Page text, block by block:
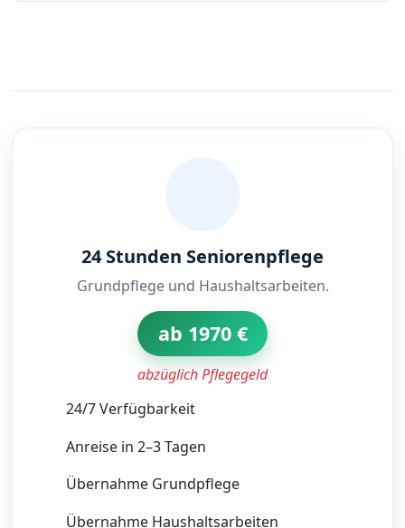
24 Stunden Seniorenpflege
Grundpflege und Haushaltsarbeiten.
ab 1970 €
abzüglich Pflegegeld
24/7 Verfügbarkeit
Anreise in 2–3 Tagen
Übernahme Grundpflege
Übernahme Haushaltsarbeiten